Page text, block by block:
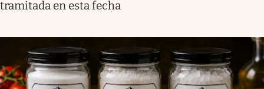
tramitada en esta fecha